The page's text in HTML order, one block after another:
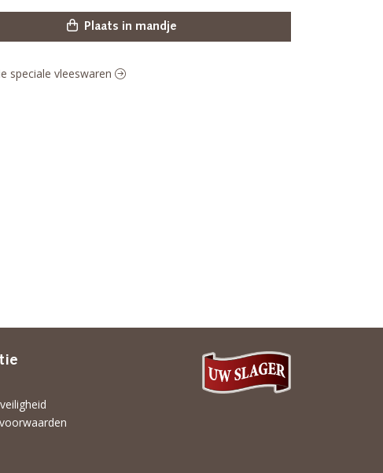
Plaats in mandje
speciale vleeswaren